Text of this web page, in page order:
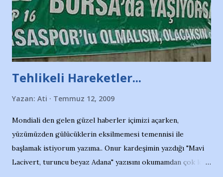
Tehlikeli Hareketler...
Yazan: Ati Temmuz 12, 2009
Mondiali den gelen güzel haberler içimizi açarken,
yüzümüzden gülücüklerin eksilmemesi temennisi ile
başlamak istiyorum yazıma.. Onur kardeşimin yazdığı "Mavi
Lacivert, turuncu beyaz Adana" yazısını okumamdan çok kısa